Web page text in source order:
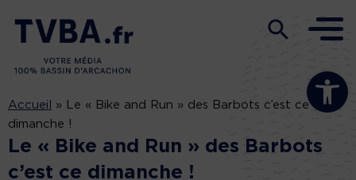
Ouvrir la
Accueil »
Le « Bike and Run » des Barbots c’est ce
dimanche !
Le « Bike and Run » des Barbots
c’est ce dimanche !